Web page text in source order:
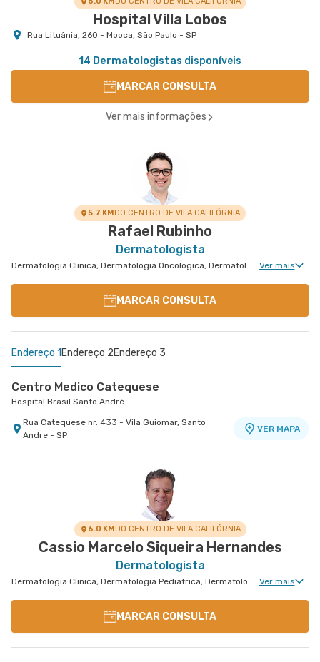
Hospital Villa Lobos
Rua Lituânia, 260 - Mooca, São Paulo - SP
14 Dermatologistas disponíveis
MARCAR CONSULTA
Ver mais informações
5.7 KMDO CENTRO DE VILA CALIFÓRNIA
Rafael Rubinho
Dermatologista
Dermatologia Clinica, Dermatologia Oncológica, Dermatologia Pediátrica, Dermatologia de Tratamento de Psoríase, Dermatologia Tratamento de Dermatite Atópica, Dermatologiatratamento de Urticária Crônica, Dermatologia de Tratamento de Hidradenite Ver mais
MARCAR CONSULTA
Endereço 1 Endereço 2Endereço 3
Centro Medico Catequese
Hospital Brasil Santo André
Rua Catequese nr. 433 - Vila Guiomar, Santo
Andre - SP
VER MAPA
Rua Santos Dumont nr. 139 - Vila Bocaina, Maua -
Hospital e Maternidade Ribeirão Pires
Rua Major Cardim nr. 461 - Suissa, Ribeirao Pires
6.0 KMDO CENTRO DE VILA CALIFÓRNIA
Cassio Marcelo Siqueira Hernandes
Dermatologista
Dermatologia Clinica, Dermatologia Pediátrica, Dermatologia de Tratamento de Psoríase, Dermatologia Tratamento de Dermatite Atópica, Dermatologia de Tratamento de Hidradenite Ver mais
MARCAR CONSULTA